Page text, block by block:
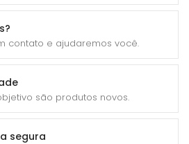
contato e ajudaremos você.
são produtos novos.
segura